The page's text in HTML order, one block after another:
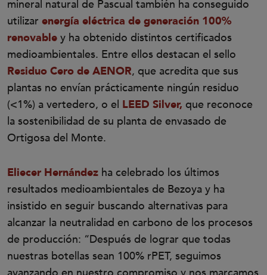
mineral natural de Pascual también ha conseguido
utilizar energía eléctrica de generación 100%
renovable y ha obtenido distintos certificados
medioambientales. Entre ellos destacan el sello
Residuo Cero de AENOR, que acredita que sus
plantas no envían prácticamente ningún residuo
(<1%) a vertedero, o el LEED Silver, que reconoce
la sostenibilidad de su planta de envasado de
Ortigosa del Monte.
Eliecer Hernández ha celebrado los últimos
resultados medioambientales de Bezoya y ha
insistido en seguir buscando alternativas para
alcanzar la neutralidad en carbono de los procesos
de producción: “Después de lograr que todas
nuestras botellas sean 100% rPET, seguimos